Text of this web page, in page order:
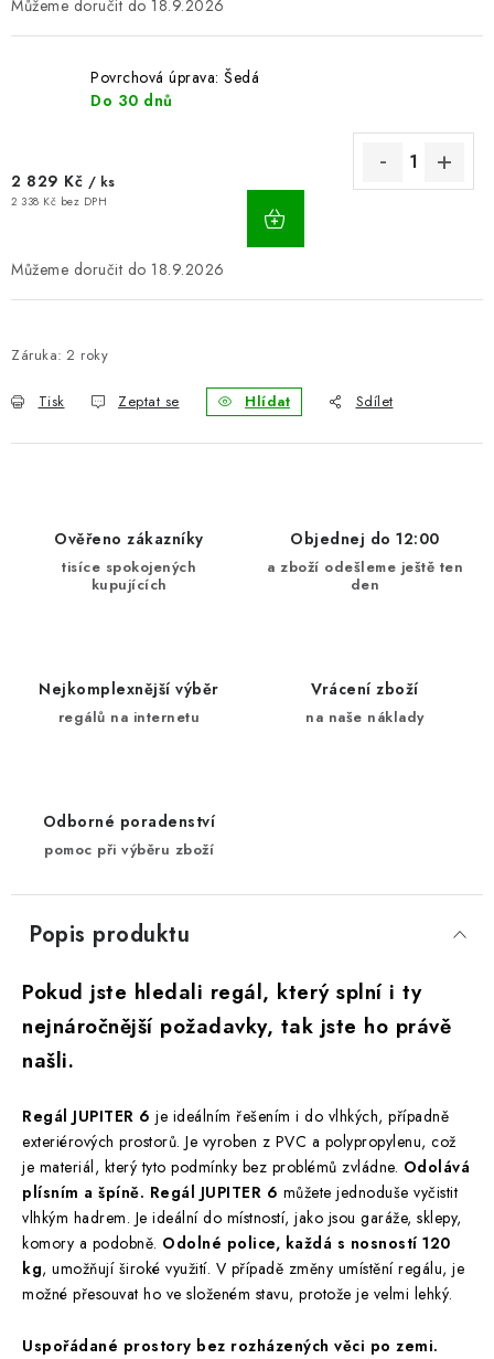
18.9.2026
Povrchová úprava: Šedá
Do 30 dnů
2 829 Kč / ks
2 338 Kč bez DPH
18.9.2026
Záruka: 2 roky
Tisk Zeptat se Hlídat Sdílet
Ověřeno zákazníky
tisíce spokojených
kupujících
Objednej do 12:00
a zboží odešleme ještě ten
den
Nejkomplexnější výběr
regálů na internetu
Vrácení zboží
na naše náklady
Odborné poradenství
pomoc při výběru zboží
Popis produktu
Pokud jste hledali regál, který splní i ty
nejnáročnější požadavky, tak jste ho právě
našli.
Regál JUPITER 6 je ideálním řešením i do vlhkých, případně
exteriérových prostorů. Je vyroben z PVC a polypropylenu, což
je materiál, který tyto podmínky bez problémů zvládne. Odolává
plísním a špíně. Regál JUPITER 6 můžete jednoduše vyčistit
vlhkým hadrem. Je ideální do místností, jako jsou garáže, sklepy,
komory a podobně. Odolné police, každá s nosností 120
kg, umožňují široké využití. V případě změny umístění regálu, je
možné přesouvat ho ve složeném stavu, protože je velmi lehký.
Uspořádané prostory bez rozházených věci po zemi.